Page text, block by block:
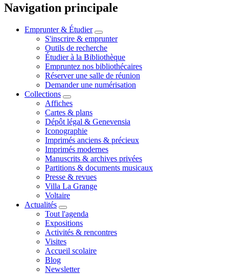
Navigation principale
Emprunter & Étudier
S'inscrire & emprunter
Outils de recherche
Étudier à la Bibliothèque
Empruntez nos bibliothécaires
Réserver une salle de réunion
Demander une numérisation
Collections
Affiches
Cartes & plans
Dépôt légal & Genevensia
Iconographie
Imprimés anciens & précieux
Imprimés modernes
Manuscrits & archives privées
Partitions & documents musicaux
Presse & revues
Villa La Grange
Voltaire
Actualités
Tout l'agenda
Expositions
Activités & rencontres
Visites
Accueil scolaire
Blog
Newsletter